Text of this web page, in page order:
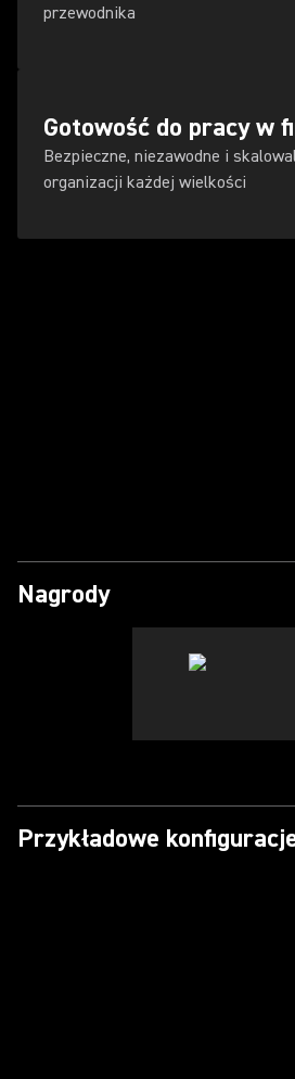
przewodnika
Gotowość do pracy w
Bezpieczne, niezawodne i
organizacji każdej wielkości
Nagrody
Przykładowe